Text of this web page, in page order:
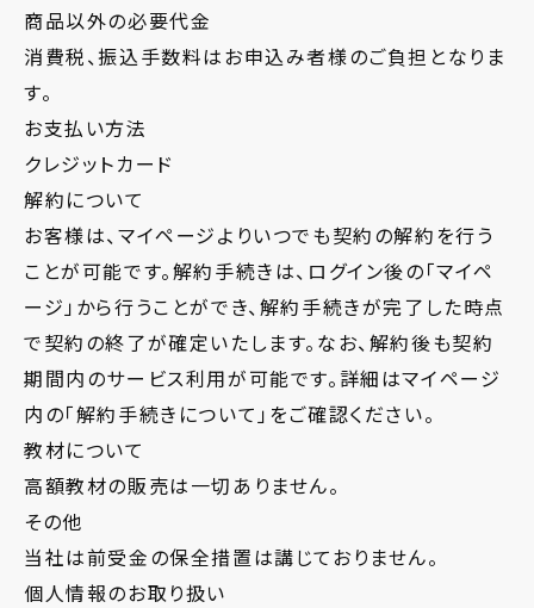
商品以外の必要代金
消費税、振込手数料はお申込み者様のご負担となりま
す。
お支払い方法
クレジットカード
解約について
お客様は、マイページよりいつでも契約の解約を行う
ことが可能です。解約手続きは、ログイン後の「マイペ
ージ」から行うことができ、解約手続きが完了した時点
で契約の終了が確定いたします。なお、解約後も契約
期間内のサービス利用が可能です。詳細はマイページ
内の「解約手続きについて」をご確認ください。
教材について
高額教材の販売は一切ありません。
その他
当社は前受金の保全措置は講じておりません。
個人情報のお取り扱い